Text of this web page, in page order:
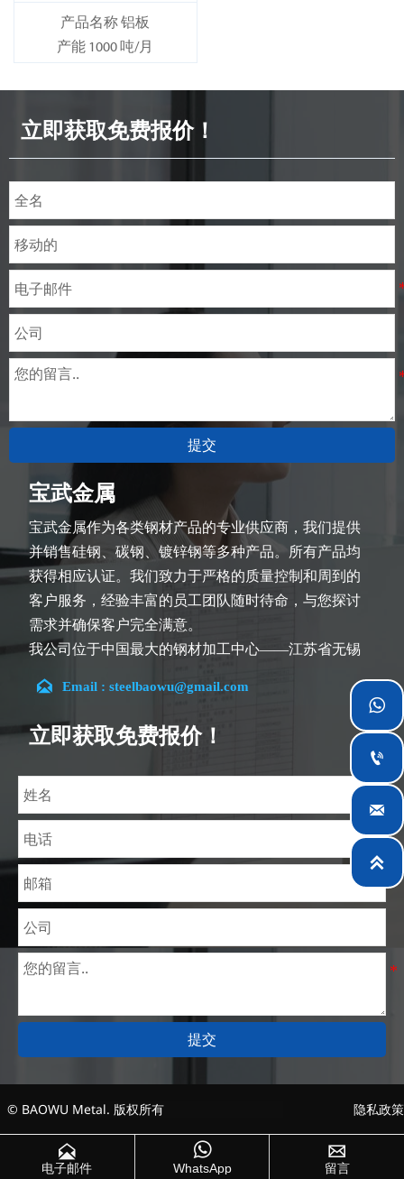
产品名称 铝板
产能 1000 吨/月
立即获取免费报价！
提交
宝武金属
宝武金属作为各类钢材产品的专业供应商，我们提供
并销售硅钢、碳钢、镀锌钢等多种产品。所有产品均
获得相应认证。我们致力于严格的质量控制和周到的
客户服务，经验丰富的员工团队随时待命，与您探讨
需求并确保客户完全满意。
我公司位于中国最大的钢材加工中心——江苏省无锡
富经验，熟悉CE、SGS等多种硅钢标准。我们可根据
特殊需求进行设计定制，并确保安全性、高效性及合
理价格。目前我们已逐步扩展至五座专业配送仓库和
钢材加工设施，为全球采矿、建筑、工程及通用制造
业提供专业服务。
 Email : steelbaowu@gmail.com
立即获取免费报价！
提交
© BAOWU Metal. 版权所有 隐私政策

电子邮件

WhatsApp

留言



